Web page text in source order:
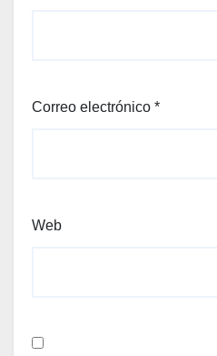
Correo electrónico *
Web